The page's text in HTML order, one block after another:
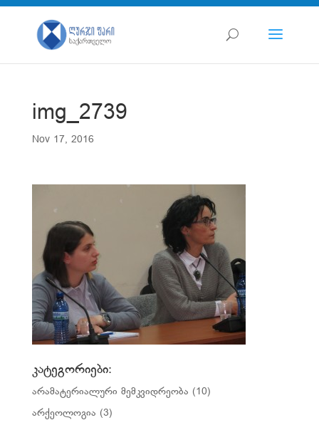
img_2739
Nov 17, 2016
კატეგორიები:
არამატერიალური მემკვიდრეობა (10)
არქეოლოგია (3)